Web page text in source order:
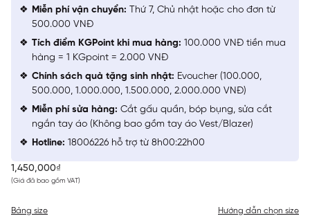
1,450,000₫
(Giá đã bao gồm VAT)
Bảng size Hướng dẫn chọn size
Miễn phí vận chuyển: Thứ 7, Chủ nhật hoặc cho đơn từ
500.000 VNĐ
Tích điểm KGPoint khi mua hàng: 100.000 VNĐ tiền mua
hàng = 1 KGpoint = 2.000 VNĐ
Chính sách quà tặng sinh nhật: Evoucher (100.000,
500.000, 1.000.000, 1.500.000, 2.000.000 VNĐ)
Miễn phí sửa hàng: Cắt gấu quần, bóp bụng, sửa cắt
ngắn tay áo (Không bao gồm tay áo Vest/Blazer)
Hotline: 18006226 hỗ trợ từ 8h00:22h00